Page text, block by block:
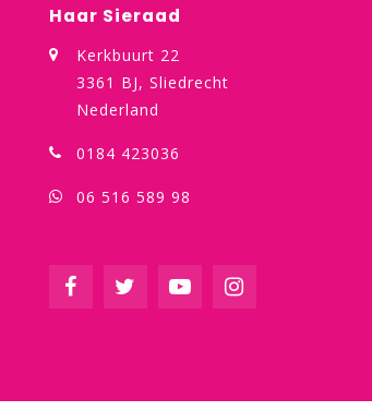
Haar Sieraad
Kerkbuurt 22
3361 BJ, Sliedrecht
Nederland
0184 423036
06 516 589 98